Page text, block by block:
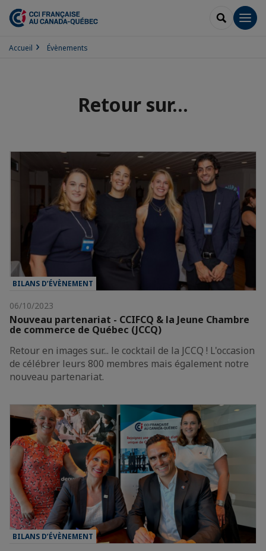
Accueil Évènements
Retour sur...
BILANS D’ÉVÈNEMENT
06/10/2023
Nouveau partenariat - CCIFCQ & la Jeune Chambre
de commerce de Québec (JCCQ)
Retour en images sur... le cocktail de la JCCQ ! L'occasion
de célébrer leurs 800 membres mais également notre
nouveau partenariat.
BILANS D’ÉVÈNEMENT